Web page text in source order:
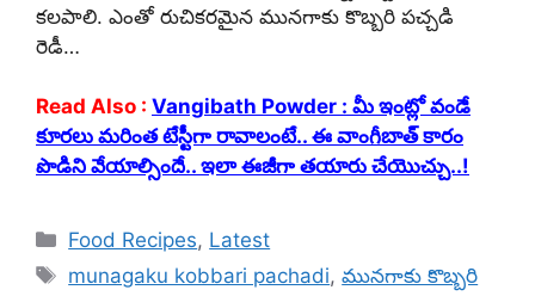
కలపాలి. ఎంతో రుచికరమైన మునగాకు కొబ్బరి పచ్చడి
రెడీ…
Read Also : Vangibath Powder : మీ ఇంట్లో వండే
కూరలు మరింత టేస్టీగా రావాలంటే.. ఈ వాంగీబాత్ కారం
పొడిని వేయాల్సిందే.. ఇలా ఈజీగా తయారు చేయొచ్చు..!
Categories
Food Recipes, Latest
Tags
munagaku kobbari pachadi,మునగాకు కొబ్బరి